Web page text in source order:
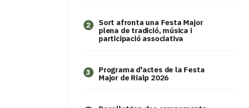
2
Sort afronta una Festa Major
plena de tradició, música i
participació associativa
3
Programa d'actes de la Festa
Major de Rialp 2026